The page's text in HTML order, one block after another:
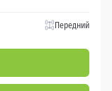
Передний